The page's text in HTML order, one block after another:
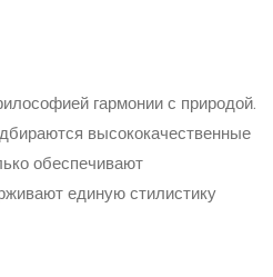
гармонии с природой.
высококачественные
обеспечивают
единую стилистику